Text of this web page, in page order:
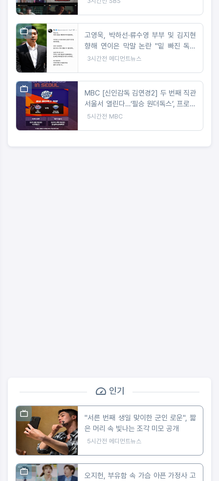
고영욱, 박하선·류수영 부부 및 김지현
향해 연이은 막말 논란 "밑 빠진 독에
물 붓기"
3시간전 메디먼트뉴스
MBC [신인감독 김연경2] 두 번째 직관
서울서 열린다…‘필승 원더독스’, 프로배
구 강호 ‘현대건설 힐스테이트’와 맞대
5시간전 MBC
인기
"서른 번째 생일 맞이한 군인 로운", 짧
은 머리 속 빛나는 조각 미모 공개
5시간전 메디먼트뉴스
오지헌, 부유함 속 가슴 아픈 가정사 고